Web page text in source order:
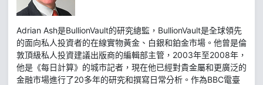
Adrian Ash是BullionVault的研究總監，BullionVault是全球領先
的面向私人投資者的在線實物黃金、白銀和鉑金市場。他曾是倫
敦頂級私人投資建議出版商的編輯部主管，2003年至2008年，
他是《每日計算》的城市記者，現在他已經對貴金屬和更廣泛的
金融市場進行了20多年的研究和撰寫日常分析。作為BBC電臺